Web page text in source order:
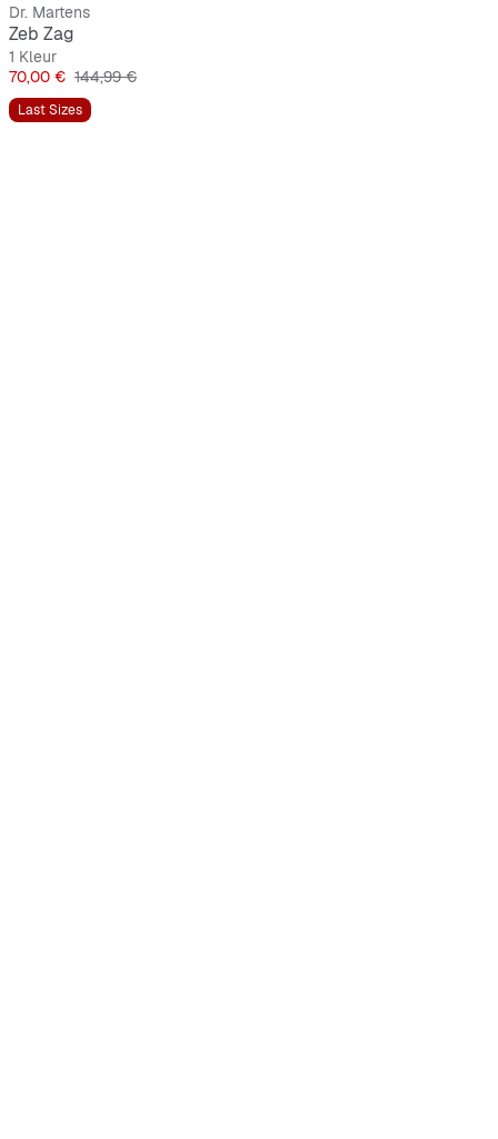
Dr. Martens
Zeb Zag
1 Kleur
Prijs
70,00 € Originele Prijs
144,99 €
Last Sizes